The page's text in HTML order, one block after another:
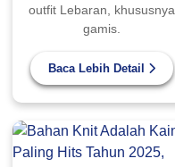
outfit Lebaran, khususnya
gamis.
Baca Lebih Detail